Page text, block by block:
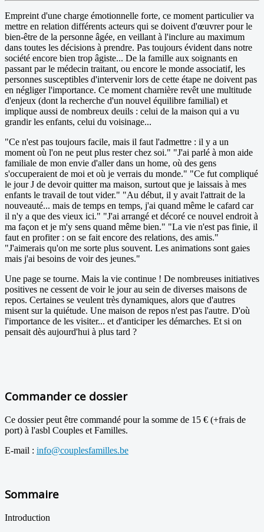
Empreint d'une charge émotionnelle forte, ce moment particulier va
mettre en relation différents acteurs qui se doivent d'œuvrer pour le
bien-être de la personne âgée, en veillant à l'inclure au maximum
dans toutes les décisions à prendre. Pas toujours évident dans notre
société encore bien trop âgiste... De la famille aux soignants en
passant par le médecin traitant, ou encore le monde associatif, les
personnes susceptibles d'intervenir lors de cette étape ne doivent pas
en négliger l'importance. Ce moment charnière revêt une multitude
d'enjeux (dont la recherche d'un nouvel équilibre familial) et
implique aussi de nombreux deuils : celui de la maison qui a vu
grandir les enfants, celui du voisinage...
"Ce n'est pas toujours facile, mais il faut l'admettre : il y a un
moment où l'on ne peut plus rester chez soi." "J'ai parlé à mon aide
familiale de mon envie d'aller dans un home, où des gens
s'occuperaient de moi et où je verrais du monde." "Ce fut compliqué
le jour J de devoir quitter ma maison, surtout que je laissais à mes
enfants le travail de tout vider." "Au début, il y avait l'attrait de la
nouveauté... mais de temps en temps, j'ai quand même le cafard car
il n'y a que des vieux ici." "J'ai arrangé et décoré ce nouvel endroit à
ma façon et je m'y sens quand même bien." "La vie n'est pas finie, il
faut en profiter : on se fait encore des relations, des amis."
"J'aimerais qu'on me sorte plus souvent. Les animations sont gaies
mais j'ai besoins de voir des jeunes."
Une page se tourne. Mais la vie continue ! De nombreuses initiatives
positives ne cessent de voir le jour au sein de diverses maisons de
repos. Certaines se veulent très dynamiques, alors que d'autres
misent sur la quiétude. Une maison de repos n'est pas l'autre. D'où
l'importance de les visiter... et d'anticiper les démarches. Et si on
pensait dès aujourd'hui à plus tard ?
Commander ce dossier
Ce dossier peut être commandé pour la somme de 15 € (+frais de
port) à l'asbl Couples et Familles.
E-mail : info@couplesfamilles.be
Sommaire
Introduction